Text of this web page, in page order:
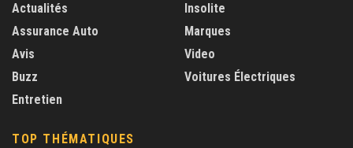
Actualités
Assurance Auto
Avis
Buzz
Entretien
Insolite
Marques
Video
Voitures Électriques
TOP THÉMATIQUES